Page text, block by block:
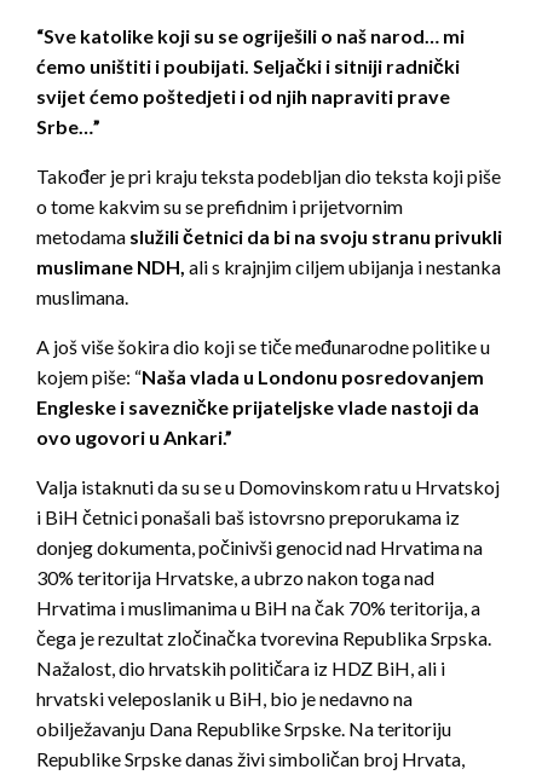
“Sve katolike koji su se ogriješili o naš narod… mi
ćemo uništiti i poubijati. Seljački i sitniji radnički
svijet ćemo poštedjeti i od njih napraviti prave
Srbe…”
Također je pri kraju teksta podebljan dio teksta koji piše
o tome kakvim su se prefidnim i prijetvornim
metodama služili četnici da bi na svoju stranu privukli
muslimane NDH, ali s krajnjim ciljem ubijanja i nestanka
muslimana.
A još više šokira dio koji se tiče međunarodne politike u
kojem piše: “Naša vlada u Londonu posredovanjem
Engleske i savezničke prijateljske vlade nastoji da
ovo ugovori u Ankari.”
Valja istaknuti da su se u Domovinskom ratu u Hrvatskoj
i BiH četnici ponašali baš istovrsno preporukama iz
donjeg dokumenta, počinivši genocid nad Hrvatima na
30% teritorija Hrvatske, a ubrzo nakon toga nad
Hrvatima i muslimanima u BiH na čak 70% teritorija, a
čega je rezultat zločinačka tvorevina Republika Srpska.
Nažalost, dio hrvatskih političara iz HDZ BiH, ali i
hrvatski veleposlanik u BiH, bio je nedavno na
obilježavanju Dana Republike Srpske. Na teritoriju
Republike Srpske danas živi simboličan broj Hrvata,